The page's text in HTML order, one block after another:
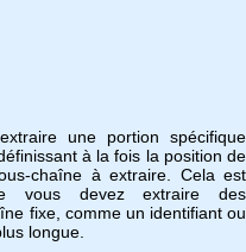
une portion spécifique
à la fois la position de
chaîne à extraire. Cela est
vous devez extraire des
fixe, comme un identifiant ou
longue.